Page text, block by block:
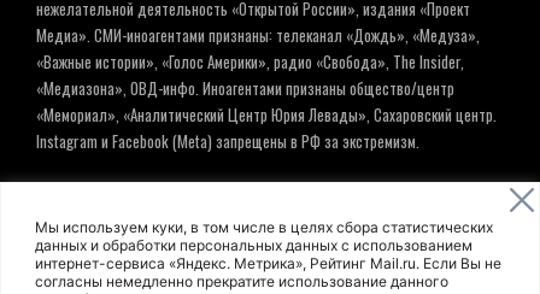
Мы используем куки, в том числе в целях сбора статистических
данных и обработки персональных данных с использованием
интернет-сервиса «Яндекс. Метрика», Рейтинг Mail.ru. Если Вы не
согласны немедленно прекратите использование данного
нежелательной деятельность «Открытой России», издания «Проект
Медиа». СМИ-иноагентами признаны: телеканал «Дождь», «Медуза»,
«Важные истории», «Голос Америки», радио «Свобода», The Insider,
«Медиазона», ОВД-инфо. Иноагентами признаны общество/центр
«Мемориал», «Аналитический Центр Юрия Левады», Сахаровский центр.
Instagram и Facebook (Metа) запрещены в РФ за экстремизм.
© ИНФОРМАЦИОННОЕ АГЕНТСТВО ЕЛЬ
Политика обработки персональных данных